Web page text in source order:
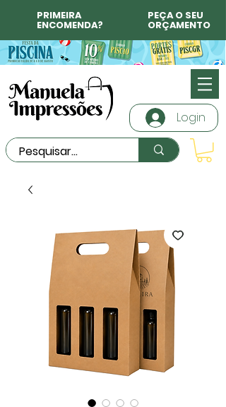
PRIMEIRA
ENCOMENDA?
PEÇA O SEU
ORÇAMENTO
Login